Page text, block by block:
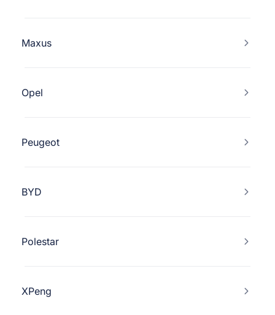
Maxus
Opel
Peugeot
BYD
Polestar
XPeng